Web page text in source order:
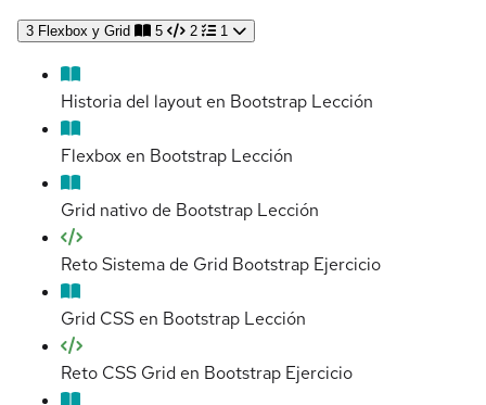
3 Flexbox y Grid 5 2 1
Historia del layout en Bootstrap Lección
Flexbox en Bootstrap Lección
Grid nativo de Bootstrap Lección
Reto Sistema de Grid Bootstrap Ejercicio
Grid CSS en Bootstrap Lección
Reto CSS Grid en Bootstrap Ejercicio